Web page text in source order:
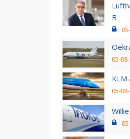
B
05-
KLM
05-